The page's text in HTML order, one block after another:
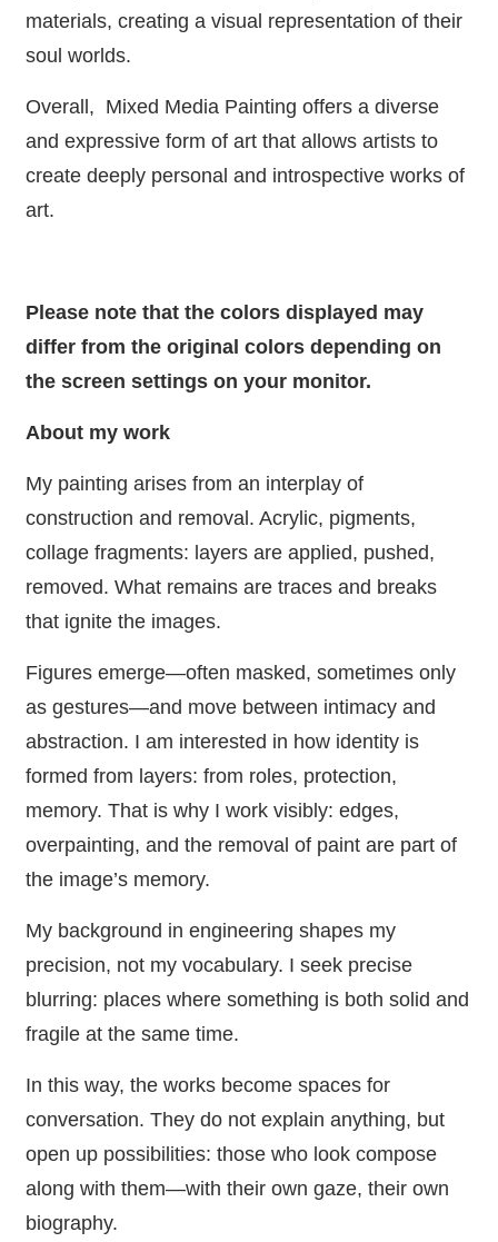
materials, creating a visual representation of their
soul worlds.
Overall, Mixed Media Painting offers a diverse
and expressive form of art that allows artists to
create deeply personal and introspective works of
art.
Please note that the colors displayed may
differ from the original colors depending on
the screen settings on your monitor.
About my work
My painting arises from an interplay of
construction and removal. Acrylic, pigments,
collage fragments: layers are applied, pushed,
removed. What remains are traces and breaks
that ignite the images.
Figures emerge—often masked, sometimes only
as gestures—and move between intimacy and
abstraction. I am interested in how identity is
formed from layers: from roles, protection,
memory. That is why I work visibly: edges,
overpainting, and the removal of paint are part of
the image’s memory.
My background in engineering shapes my
precision, not my vocabulary. I seek precise
blurring: places where something is both solid and
fragile at the same time.
In this way, the works become spaces for
conversation. They do not explain anything, but
open up possibilities: those who look compose
along with them—with their own gaze, their own
biography.